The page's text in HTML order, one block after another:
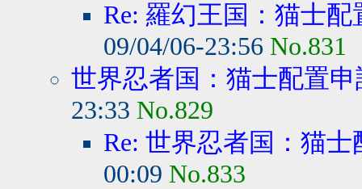
Re: 羅幻王国：猫士配
09/04/06-23:56 No.831
世界忍者国：猫士配置申
23:33 No.829
Re: 世界忍者国：猫士
00:09 No.833